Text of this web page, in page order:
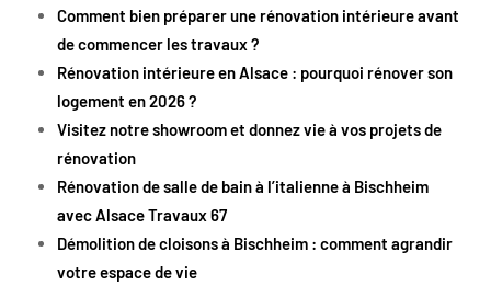
Comment bien préparer une rénovation intérieure avant
de commencer les travaux ?
Rénovation intérieure en Alsace : pourquoi rénover son
logement en 2026 ?
Visitez notre showroom et donnez vie à vos projets de
rénovation
Rénovation de salle de bain à l’italienne à Bischheim
avec Alsace Travaux 67
Démolition de cloisons à Bischheim : comment agrandir
votre espace de vie